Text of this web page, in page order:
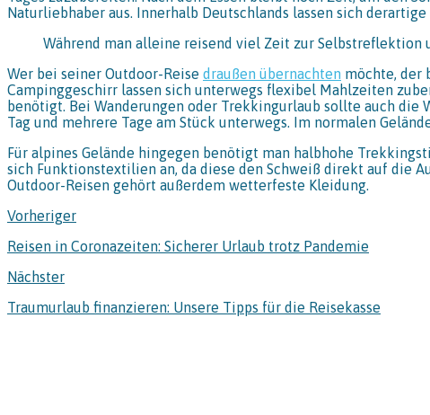
Naturliebhaber aus. Innerhalb Deutschlands lassen sich
Während man alleine reisend viel Zeit zur Selbstreflektion
Wer bei seiner Outdoor-Reise draußen übernachten möchte, der
Campinggeschirr lassen sich unterwegs flexibel Mahlzeiten
benötigt. Bei Wanderungen oder Trekkingurlaub sollte auch
Tag und mehrere Tage am Stück unterwegs. Im normalen
Für alpines Gelände hingegen benötigt man halbhohe
sich Funktionstextilien an, da diese den Schweiß direkt auf die
Outdoor-Reisen gehört außerdem wetterfeste Kleidung.
Vorheriger
Reisen in Coronazeiten: Sicherer Urlaub trotz Pandemie
Nächster
Traumurlaub finanzieren: Unsere Tipps für die Reisekasse